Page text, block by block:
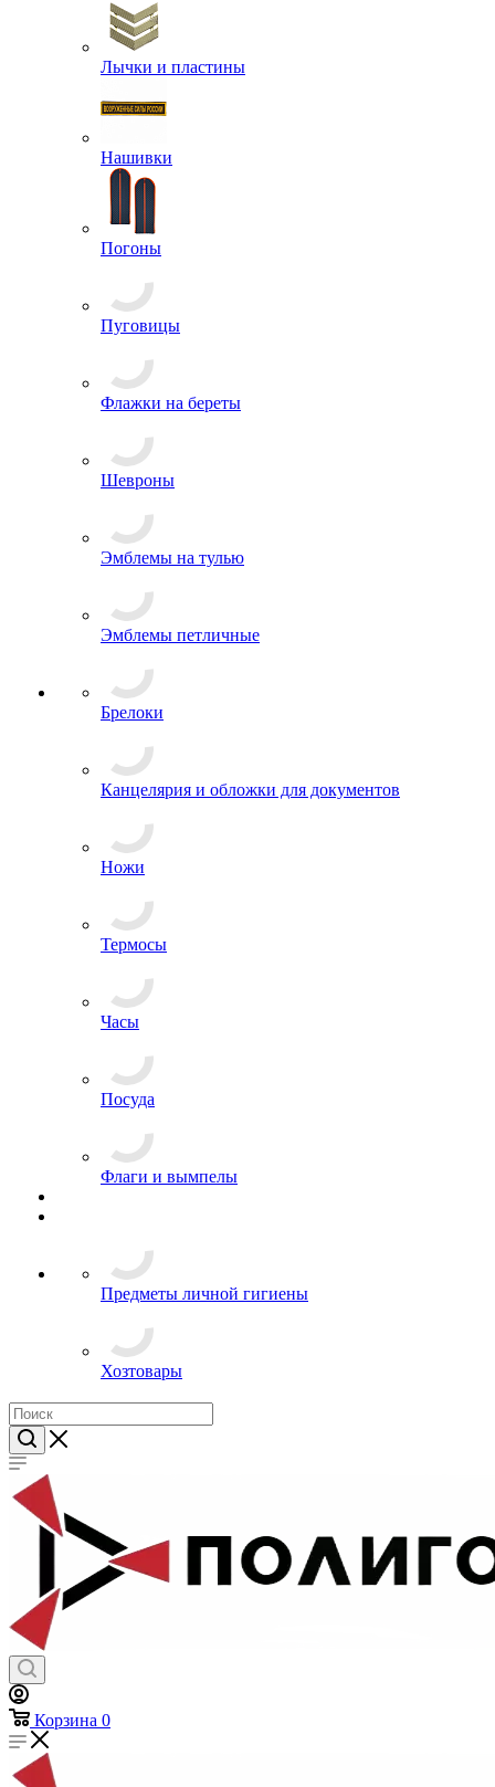
Лычки и пластины
Нашивки
Погоны
Пуговицы
Флажки на береты
Шевроны
Эмблемы на тулью
Эмблемы петличные
Брелоки
Канцелярия и обложки для документов
Ножи
Термосы
Часы
Посуда
Флаги и вымпелы
Предметы личной гигиены
Хозтовары
Корзина 0